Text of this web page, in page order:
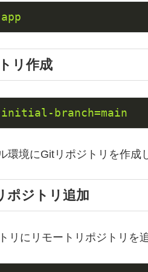
リ作成
branch=main
環境にGitリポジトリを作成
ポジトリ追加
リにリモートリポジトリを